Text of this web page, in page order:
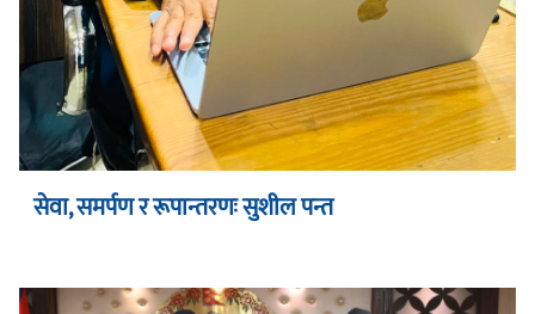
सेवा, समर्पण र रूपान्तरणः सुशील पन्त